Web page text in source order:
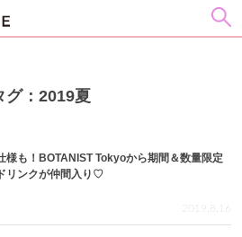
グ：2019夏
様も！BOTANIST Tokyoから期間＆数量限定
リンクが仲間入り♡
2019.8.16